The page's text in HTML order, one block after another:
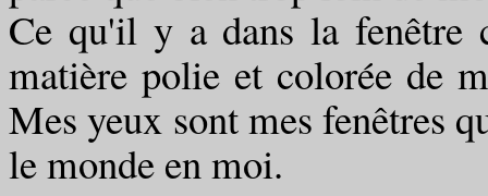
Ce qu'il y a dans la fenêtre
matière polie et colorée de
Mes yeux sont mes fenêtres
le monde en moi.